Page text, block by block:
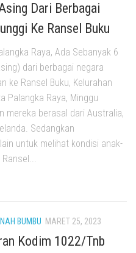
Dari Berbagai
Ke Ransel Buku
Raya, Ada Sebanyak 6
dari berbagai negara
ke Ransel Buku, Kelurahan
Palangka Raya, Minggu
mereka berasal dari Australia,
Sedangkan
untuk melihat kondisi anak-
BUMBU MARET 25, 2023
Kodim 1022/Tnb